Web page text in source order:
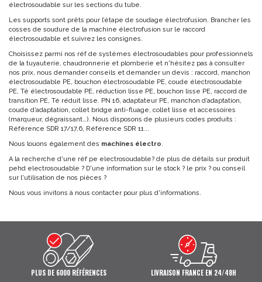
électrosoudable sur les sections du tube.
Les supports sont prêts pour l’étape de soudage électrofusion. Brancher les
cosses de soudure de la machine électrofusion sur le raccord
électrosoudable et suivrez les consignes.
Choisissez parmi nos réf de systèmes électrosoudables pour professionnels
de la tuyauterie, chaudronnerie et plomberie et n'hésitez pas à consulter
nos prix, nous demander conseils et demander un devis : raccord, manchon
électrosoudable PE, bouchon électrosoudable PE, coude électrosoudable
PE, Té électrosoudable PE, réduction lisse PE, bouchon lisse PE, raccord de
transition PE, Té réduit lisse. PN 16, adaptateur PE, manchon d’adaptation,
coude d’adaptation, collet bridge anti-fluage, collet lisse et accessoires
(marqueur, dégraissant…). Nous disposons de plusieurs codes produits :
Référence SDR 17/17,6, Référence SDR 11...
Nous louons également des machines électro.
A la recherche d'une réf pe electrosoudable? de plus de détails sur produit
pehd electrosoudable ? D'une information sur le stock ? le prix ? ou conseil
sur l'utilisation de nos pièces ?
Nous vous invitons à nous contacter pour plus d'informations.
PLUS DE 6000 RÉFÉRENCES LIVRAISON FRANCE EN 24/48H